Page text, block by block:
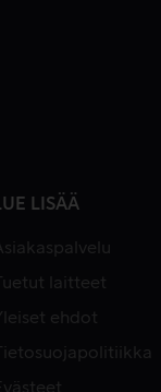
LISÄÄ
laitteet
ehdot